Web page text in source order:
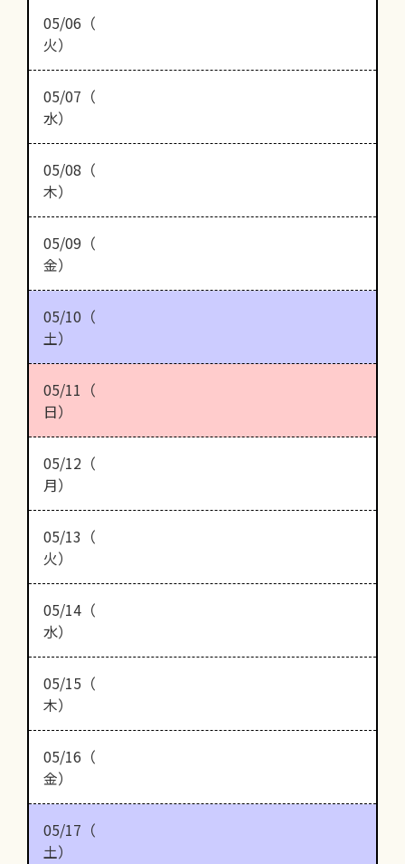
05/06（
火）
05/07（
水）
05/08（
木）
05/09（
金）
05/10（
土）
05/11（
日）
05/12（
月）
05/13（
火）
05/14（
水）
05/15（
木）
05/16（
金）
05/17（
土）